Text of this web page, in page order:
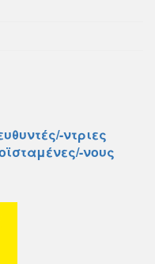
ντριες
νους